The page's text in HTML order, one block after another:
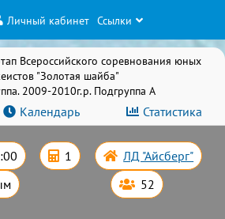
Личный кабинет Ссылки
Всероссийского соревнования юных
"Золотая шайба"
2009-2010г.р. Подгруппа А
Календарь Статистика
1 ЛД "Айсберг"
52